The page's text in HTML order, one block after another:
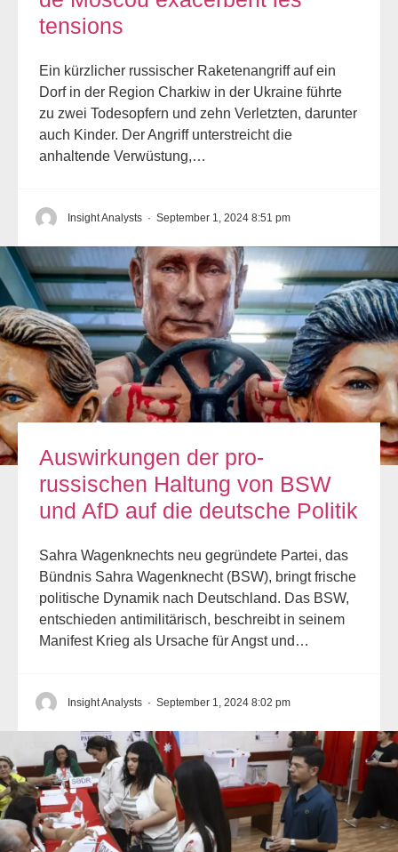
tensions
Ein kürzlicher russischer Raketenangriff auf ein
Dorf in der Region Charkiw in der Ukraine führte
zu zwei Todesopfern und zehn Verletzten, darunter
auch Kinder. Der Angriff unterstreicht die
anhaltende Verwüstung,…
Insight Analysts · September 1, 2024 8:51 pm
Auswirkungen der pro-
russischen Haltung von BSW
und AfD auf die deutsche Politik
Sahra Wagenknechts neu gegründete Partei, das
Bündnis Sahra Wagenknecht (BSW), bringt frische
politische Dynamik nach Deutschland. Das BSW,
entschieden antimilitärisch, beschreibt in seinem
Manifest Krieg als Ursache für Angst und…
Insight Analysts · September 1, 2024 8:02 pm